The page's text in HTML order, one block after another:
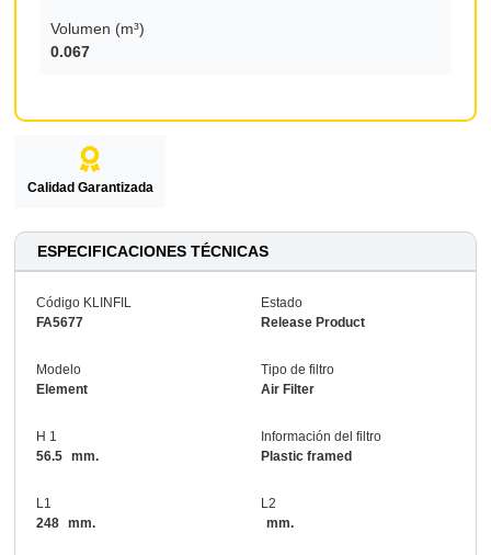
Volumen (m³)
0.067
Calidad Garantizada
ESPECIFICACIONES TÉCNICAS
Código KLINFIL
FA5677
Estado
Release Product
Modelo
Element
Tipo de filtro
Air Filter
H 1
56.5 mm.
Información del filtro
Plastic framed
L1
248 mm.
L2
mm.